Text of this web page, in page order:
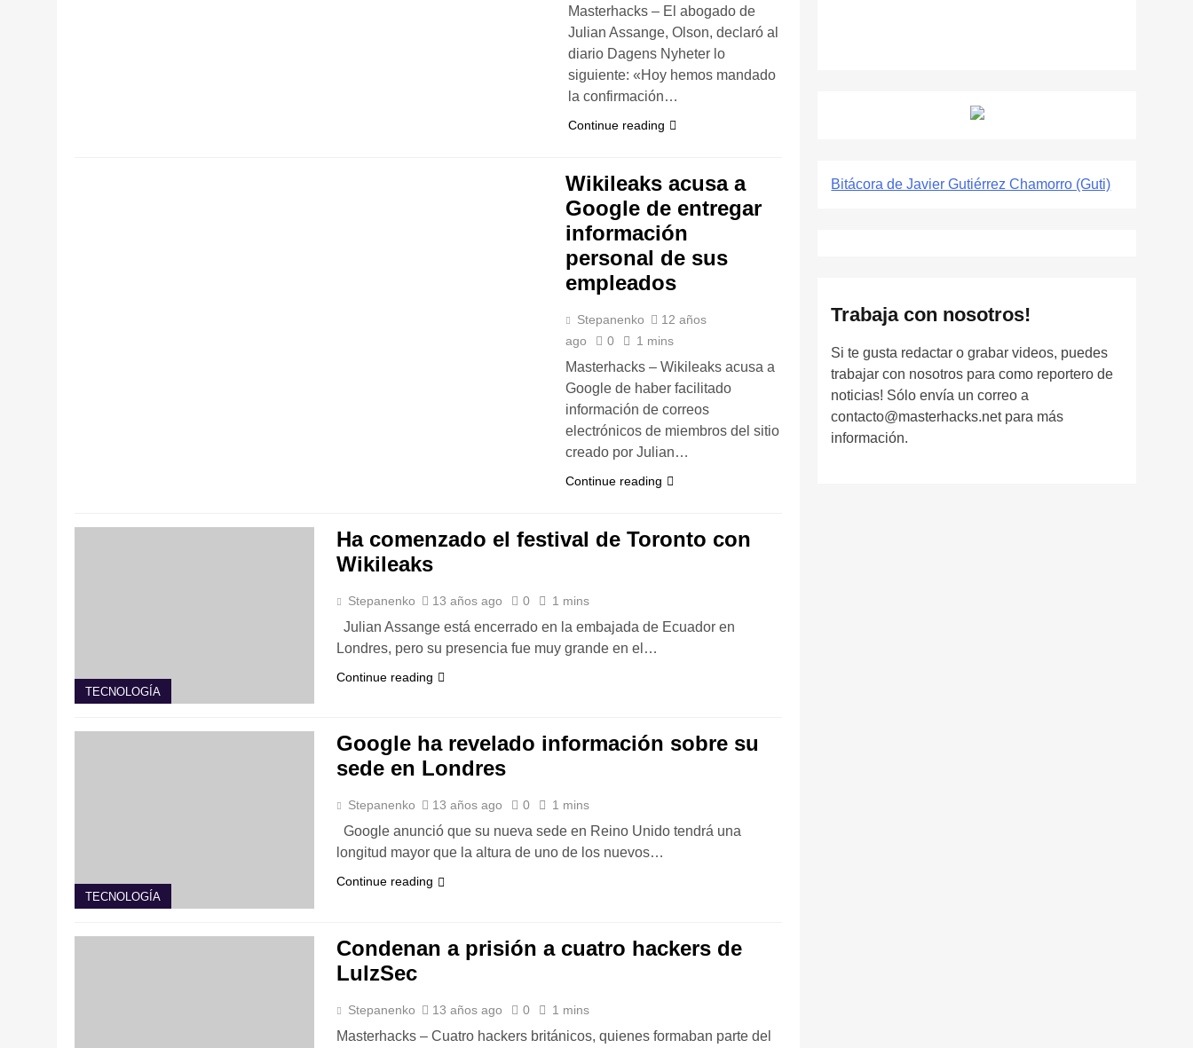
Masterhacks – El abogado de
Julian Assange, Olson, declaró al
diario Dagens Nyheter lo
siguiente: «Hoy hemos mandado
la confirmación…
Continue reading
Wikileaks acusa a
Google de entregar
información
personal de sus
empleados
Stepanenko
12 años
ago
0 1 mins
Masterhacks – Wikileaks acusa a
Google de haber facilitado
información de correos
electrónicos de miembros del sitio
creado por Julian…
Continue reading
TECNOLOGÍA
Ha comenzado el festival de Toronto con
Wikileaks
Stepanenko 13 años ago 0 1 mins
Julian Assange está encerrado en la embajada de Ecuador en
Londres, pero su presencia fue muy grande en el…
Continue reading
TECNOLOGÍA
Google ha revelado información sobre su
sede en Londres
Stepanenko 13 años ago 0 1 mins
Google anunció que su nueva sede en Reino Unido tendrá una
longitud mayor que la altura de uno de los nuevos…
Continue reading
Condenan a prisión a cuatro hackers de
LulzSec
Stepanenko 13 años ago 0 1 mins
Masterhacks – Cuatro hackers británicos, quienes formaban parte del
Bitácora de Javier Gutiérrez Chamorro (Guti)
Trabaja con nosotros!
Si te gusta redactar o grabar videos, puedes
trabajar con nosotros para como reportero de
noticias! Sólo envía un correo a
contacto@masterhacks.net para más
información.